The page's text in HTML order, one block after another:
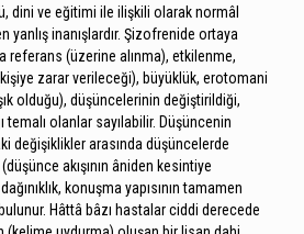
dini ve eğitimi ile ilişkili olarak normâl
yanlış inanışlardır. Şizofrenide ortaya
referans (üzerine alınma), etkilenme,
zarar verileceği), büyüklük, erotomani
olduğu), düşüncelerinin değiştirildiği,
temalı olanlar sayılabilir. Düşüncenin
değişiklikler arasında düşüncelerde
akışının âniden kesintiye
konuşma yapısının tamamen
Hâttâ bâzı hastalar ciddi derecede